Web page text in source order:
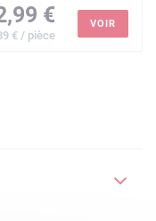
€
€ / pièce
VOIR